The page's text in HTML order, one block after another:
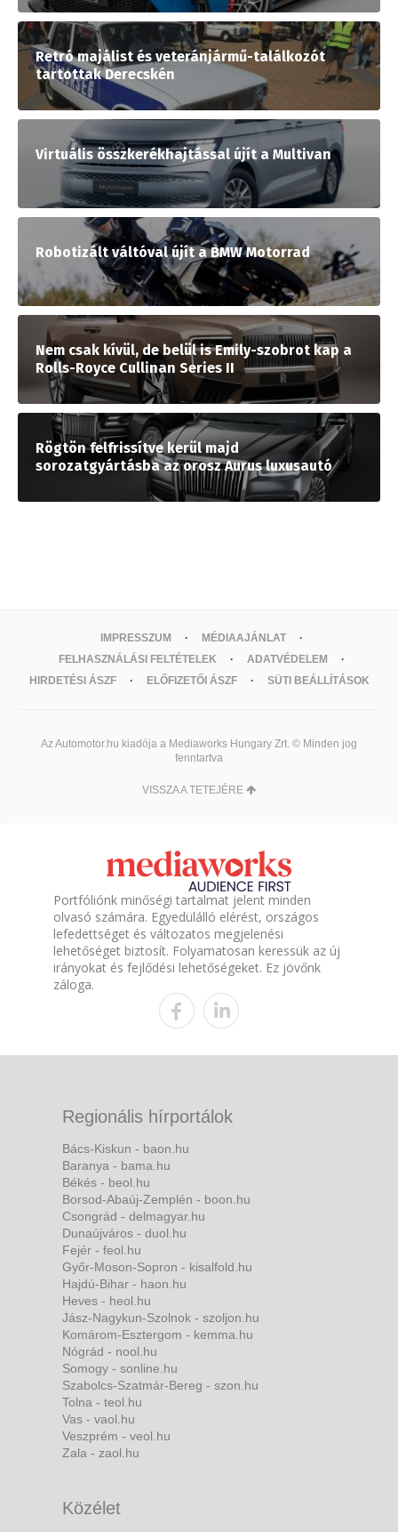
Retró majálist és veteránjármű-találkozót
tartottak Derecskén
Virtuális összkerékhajtással újít a Multivan
Robotizált váltóval újít a BMW Motorrad
Nem csak kívül, de belül is Emily-szobrot kap a
Rolls-Royce Cullinan Series II
Rögtön felfrissítve kerül majd
sorozatgyártásba az orosz Aurus luxusautó
IMPRESSZUM
MÉDIAAJÁNLAT
FELHASZNÁLÁSI FELTÉTELEK
ADATVÉDELEM
HIRDETÉSI ÁSZF
ELŐFIZETŐI ÁSZF SÜTI BEÁLLÍTÁSOK
Az Automotor.hu kiadója a Mediaworks Hungary Zrt. © Minden jog
fenntartva
VISSZA A TETEJÉRE
Portfóliónk minőségi tartalmat jelent minden
olvasó számára. Egyedülálló elérést, országos
lefedettséget és változatos megjelenési
lehetőséget biztosít. Folyamatosan keressük az új
irányokat és fejlődési lehetőségeket. Ez jövőnk
záloga.
Regionális hírportálok
Bács-Kiskun - baon.hu
Baranya - bama.hu
Békés - beol.hu
Borsod-Abaúj-Zemplén - boon.hu
Csongrád - delmagyar.hu
Dunaújváros - duol.hu
Fejér - feol.hu
Győr-Moson-Sopron - kisalfold.hu
Hajdú-Bihar - haon.hu
Heves - heol.hu
Jász-Nagykun-Szolnok - szoljon.hu
Komárom-Esztergom - kemma.hu
Nógrád - nool.hu
Somogy - sonline.hu
Szabolcs-Szatmár-Bereg - szon.hu
Tolna - teol.hu
Vas - vaol.hu
Veszprém - veol.hu
Zala - zaol.hu
Közélet